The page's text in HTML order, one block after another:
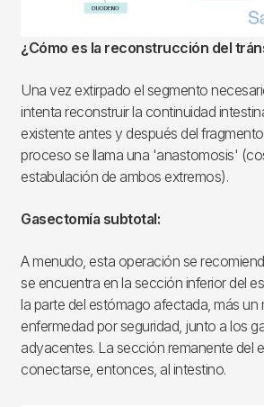
¿Cómo es la reconstrucción del
Una vez extirpado el segmento
intenta reconstruir la continuidad
existente antes y después del
proceso se llama una 'anastomosis'
estabulación de ambos extremos).
Gasectomía subtotal:
A menudo, esta operación se
se encuentra en la sección inferior del
la parte del estómago afectada, más un
enfermedad por seguridad, junto a los
adyacentes. La sección remanente del
conectarse, entonces, al intestino.